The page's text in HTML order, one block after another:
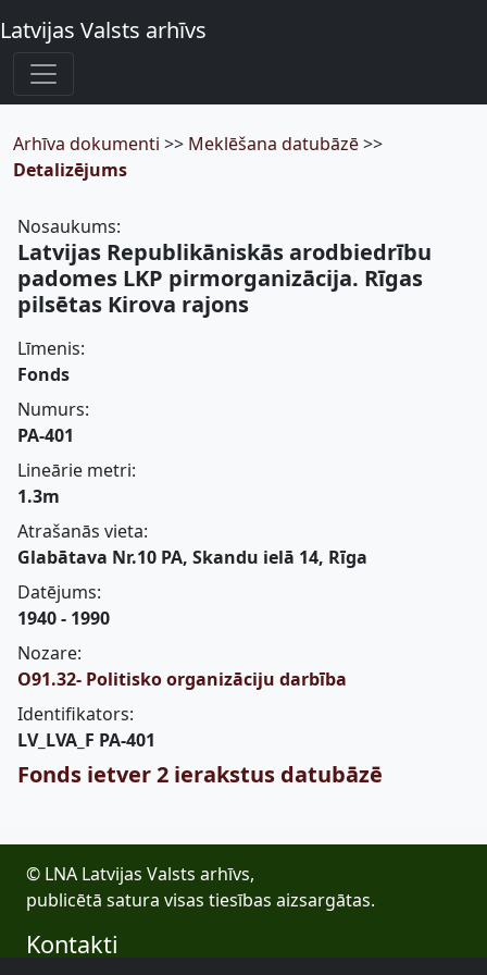
Latvijas Valsts arhīvs
Arhīva dokumenti >> Meklēšana datubāzē>>
Detalizējums
Nosaukums:
Latvijas Republikāniskās arodbiedrību
padomes LKP pirmorganizācija. Rīgas
pilsētas Kirova rajons
Līmenis:
Fonds
Numurs:
PA-401
Lineārie metri:
1.3m
Atrašanās vieta:
Glabātava Nr.10 PA, Skandu ielā 14, Rīga
Datējums:
1940 - 1990
Nozare:
O91.32- Politisko organizāciju darbība
Identifikators:
LV_LVA_F PA-401
Fonds ietver 2 ierakstus datubāzē
© LNA Latvijas Valsts arhīvs,
publicētā satura visas tiesības aizsargātas.
Kontakti